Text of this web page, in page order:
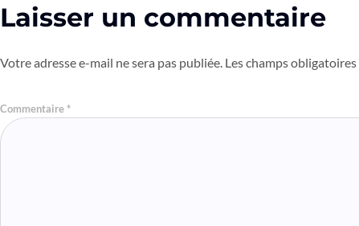
Laisser un commentaire
Votre adresse e-mail ne sera pas publiée. Les champs
Commentaire*